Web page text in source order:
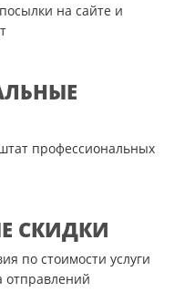
на сайте и
профессиональных
СКИДКИ
по стоимости услуги
отправлений